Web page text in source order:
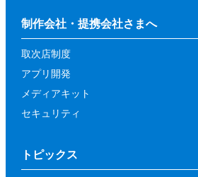
制作会社・提携会社さまへ
取次店制度
アプリ開発
メディアキット
セキュリティ
トピックス